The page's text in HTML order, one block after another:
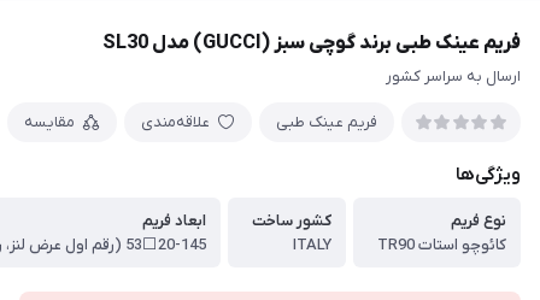
فریم عینک طبی برند گوچی سبز (GUCCI) مدل SL30
ارسال به سراسر کشور
فریم عینک طبی علاقه‌مندی مقایسه
ویژگی‌ها
نوع فریم
کائوچو استات TR90
کشور ساخت
ITALY
ابعاد فریم